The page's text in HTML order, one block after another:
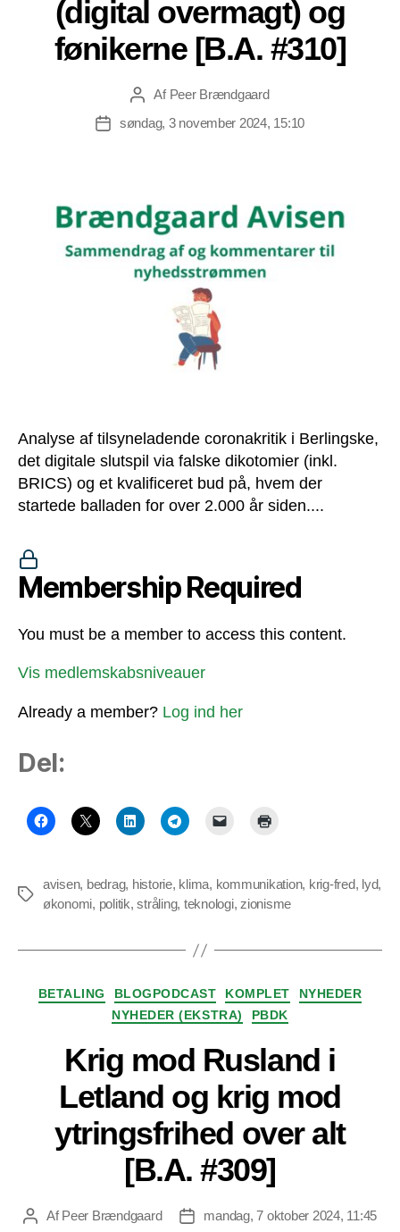
(digital overmagt) og
fønikerne [B.A. #310]
Indlægsforfatter
Af Peer Brændgaard
Indlægsdato
søndag, 3 november 2024, 15:10
Analyse af tilsyneladende coronakritik i Berlingske,
det digitale slutspil via falske dikotomier (inkl.
BRICS) og et kvalificeret bud på, hvem der
startede balladen for over 2.000 år siden....
Membership Required
You must be a member to access this content.
Vis medlemskabsniveauer
Already a member? Log ind her
Del:
Tags
avisen, bedrag, historie, klima, kommunikation, krig-fred, lyd,
økonomi, politik,stråling, teknologi, zionisme
Kategorier
BETALING BLOGPODCAST KOMPLET
NYHEDER
NYHEDER (EKSTRA)
PBDK
Krig mod Rusland i
Letland og krig mod
ytringsfrihed over alt
[B.A. #309]
Indlægsforfatter
AfPeer Brændgaard Indlægsdato
mandag, 7 oktober 2024, 11:45